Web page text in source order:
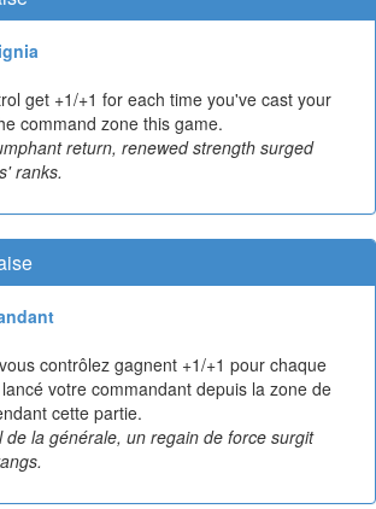
get +1/+1 for each time you've cast your
command zone this game.
return, renewed strength surged
ranks.
contrôlez gagnent +1/+1 pour chaque
votre commandant depuis la zone de
cette partie.
la générale, un regain de force surgit